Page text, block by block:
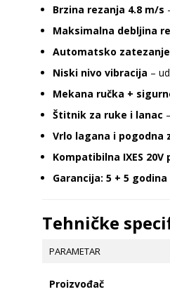
Brzina rezanja 4.8 m/s
Maksimalna debljina
Automatsko
Niski nivo vibracija –
Mekana ručka +
Štitnik za ruke i lanac
Vrlo lagana i pogodna
Kompatibilna IXES
Garancija: 5 + 5 godina
Tehničke
PARAMETAR
Proizvođač